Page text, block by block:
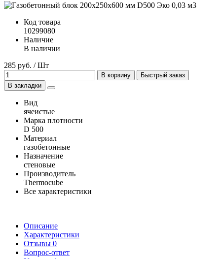
Код товара
10299080
Наличие
В наличии
285 руб. / Шт
В корзину
Быстрый заказ
В закладки
Вид
ячеистые
Марка плотности
D 500
Материал
газобетонные
Назначение
стеновые
Производитель
Thermocube
Все характеристики
Описание
Характеристики
Отзывы 0
Вопрос-ответ